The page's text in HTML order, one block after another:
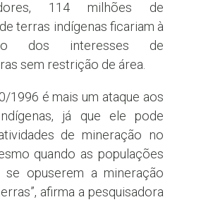
114 milhões de
terras indígenas ficariam à
dos interesses de
sem restrição de área.
1996 é mais um ataque aos
já que ele pode
de mineração no
quando as populações
se opuserem a mineração
afirma a pesquisadora